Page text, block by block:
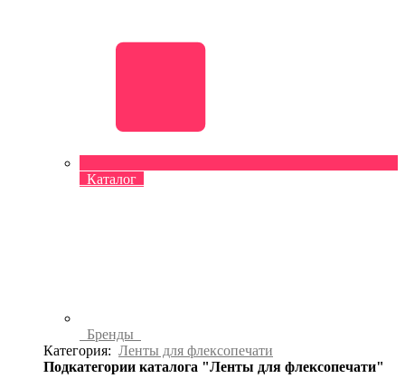
Каталог
Бренды
Категория: Ленты для флексопечати
Подкатегории каталога "Ленты для флексопечати"